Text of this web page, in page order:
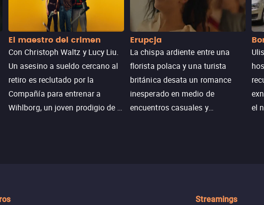
El maestro del crimen
Con Christoph Waltz y Lucy Liu.
Un asesino a sueldo cercano al
retiro es reclutado por la
Compañía para entrenar a
Wihlborg, un joven prodigio de la
Erupcja
La chispa ardiente entre una
florista polaca y una turista
británica desata un romance
inesperado en medio de
encuentros casuales y
el
Streamings